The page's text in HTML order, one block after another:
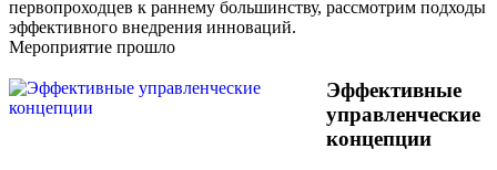
первопроходцев к раннему большинству, рассмотрим подходы
эффективного внедрения инноваций.
Мероприятие прошло
Эффективные
управленческие
концепции